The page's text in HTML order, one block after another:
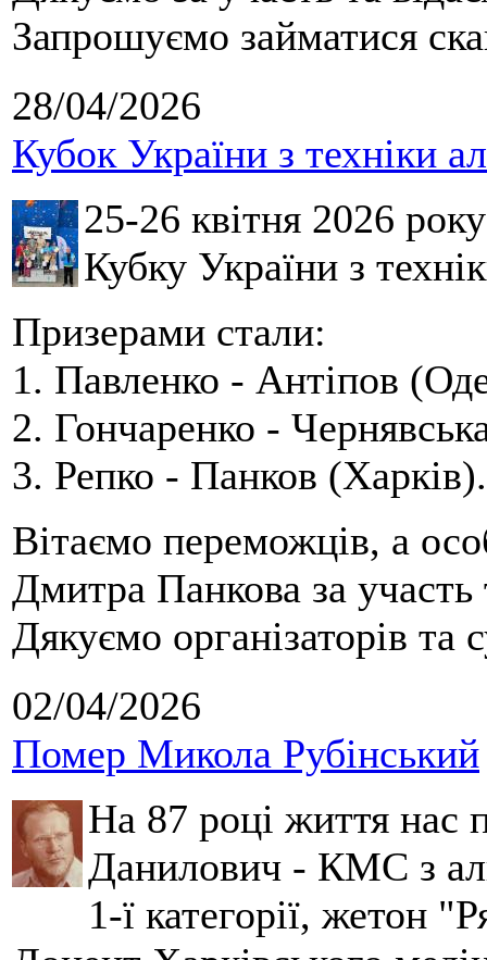
Запрошуємо займатися
28/04/2026
Кубок України з техніки
25-26 квітня 2026
Кубку України з
Призерами стали:
1. Павленко - Антіпов
2. Гончаренко -
3. Репко - Панков (Харків).
Вітаємо переможців, а
Дмитра Панкова за
Дякуємо організаторів та
02/04/2026
Помер Микола Рубінський
На 87 році життя нас
Данилович - КМС з
1-ї категорії, жетон